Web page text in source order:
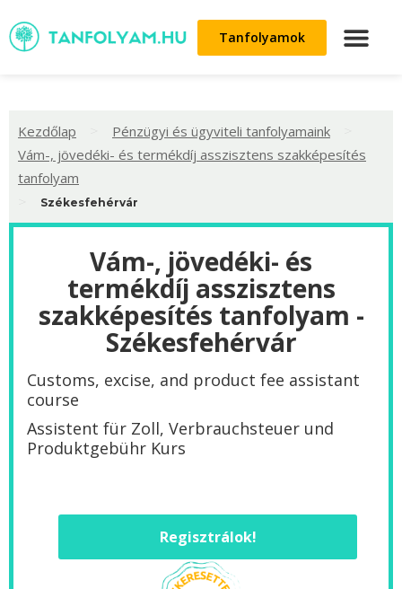
Tanfolyamok
Kezdőlap Pénzügyi és ügyviteli tanfolyamaink
Vám-, jövedéki- és termékdíj asszisztens szakképesítés
tanfolyam
Székesfehérvár
Vám-, jövedéki- és
termékdíj asszisztens
szakképesítés tanfolyam -
Székesfehérvár
Customs, excise, and product fee assistant
course
Assistent für Zoll, Verbrauchsteuer und
Produktgebühr Kurs
Regisztrálok!